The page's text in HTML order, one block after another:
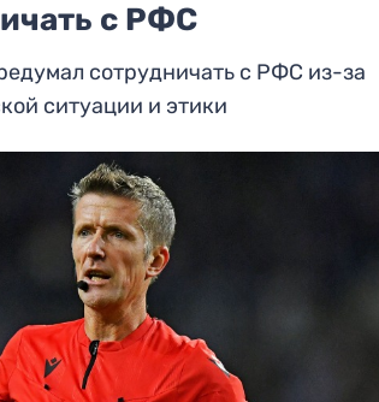
с РФС
сотрудничать с РФС из-за
ситуации и этики